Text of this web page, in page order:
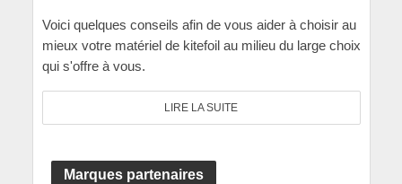
Voici quelques conseils afin de vous aider à choisir au
mieux votre matériel de kitefoil au milieu du large choix
qui s'offre à vous.
LIRE LA SUITE
Marques partenaires